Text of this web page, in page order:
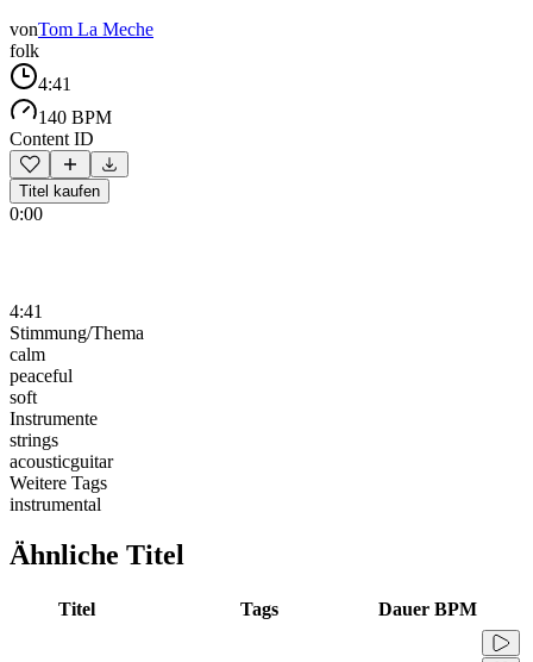
vonTom La Meche
folk
4:41
140 BPM
Content ID
Titel kaufen
0:00
4:41
Stimmung/Thema
calm
peaceful
soft
Instrumente
strings
acousticguitar
Weitere Tags
instrumental
Ähnliche Titel
Titel Tags Dauer BPM